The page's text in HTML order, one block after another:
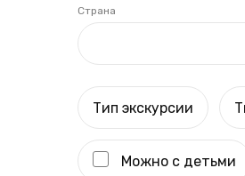
Страна
Тип экскурсии
Можно с детьми